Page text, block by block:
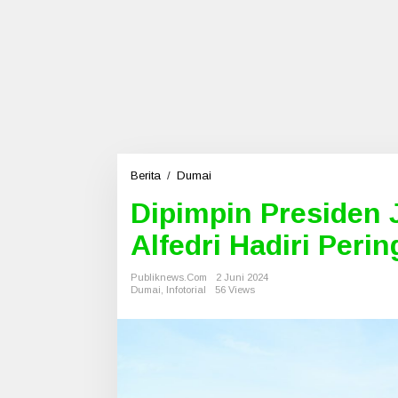
Berita / Dumai
p
i
m
n
Dipimpin Presiden
Alfedri Hadiri
Publiknews.com
2 Juni 2024
Dumai
Infotorial 56 Views